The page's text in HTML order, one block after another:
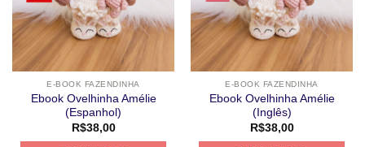
E-BOOK FAZENDINHA
Ebook Ovelhinha Amélie
(Espanhol)
R$38,00
E-BOOK FAZENDINHA
Ebook Ovelhinha Amélie
(Inglês)
R$38,00